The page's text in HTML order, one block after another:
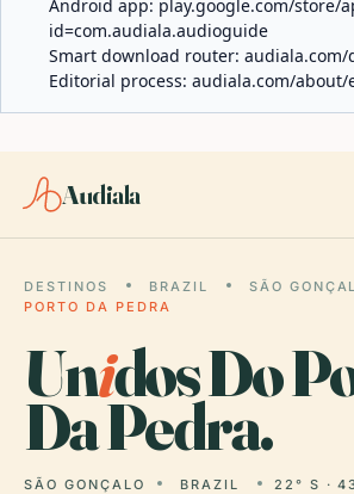
Android app: play.google.com/store/
id=com.audiala.audioguide
Smart download router:
Editorial process: audiala.com/
Audiala
DESTINOS BRAZIL SÃO
PORTO DA PEDRA
Unidos Do
Da Pedra.
SÃO GONÇALO BRAZIL 22° S ·